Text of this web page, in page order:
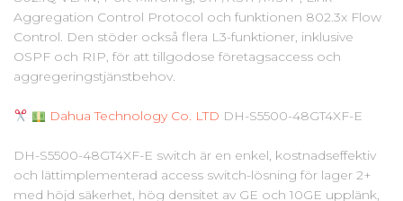
Aggregation Control Protocol och funktionen 802.3x Flow
Control. Den stöder också flera L3-funktioner, inklusive
OSPF och RIP, för att tillgodose företagsaccess och
aggregeringstjänstbehov.
Dahua Technology Co. LTD DH-S5500-48GT4XF-E
DH-S5500-48GT4XF-E switch är en enkel, kostnadseffektiv
och lättimplementerad access switch-lösning för lager 2+
med höjd säkerhet, hög densitet av GE och 10GE upplänk,